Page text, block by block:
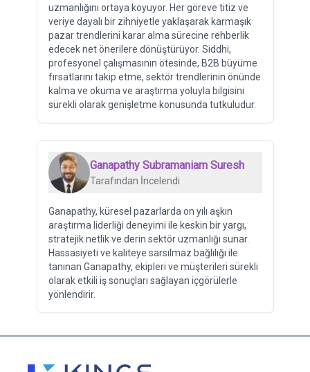
uzmanlığını ortaya koyuyor. Her göreve titiz ve
veriye dayalı bir zihniyetle yaklaşarak karmaşık
pazar trendlerini karar alma sürecine rehberlik
edecek net önerilere dönüştürüyor. Siddhi,
profesyonel çalışmasının ötesinde, B2B büyüme
fırsatlarını takip etme, sektör trendlerinin önünde
kalma ve okuma ve araştırma yoluyla bilgisini
sürekli olarak genişletme konusunda tutkuludur.
Ganapathy Subramaniam Suresh
Tarafından İncelendi
Ganapathy, küresel pazarlarda on yılı aşkın
araştırma liderliği deneyimi ile keskin bir yargı,
stratejik netlik ve derin sektör uzmanlığı sunar.
Hassasiyeti ve kaliteye sarsılmaz bağlılığı ile
tanınan Ganapathy, ekipleri ve müşterileri sürekli
olarak etkili iş sonuçları sağlayan içgörülerle
yönlendirir.